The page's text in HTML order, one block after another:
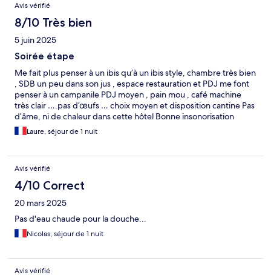
Avis vérifié
8/10 Très bien
5 juin 2025
Soirée étape
Me fait plus penser à un ibis qu’à un ibis style, chambre très bien
, SDB un peu dans son jus , espace restauration et PDJ me font
penser à un campanile PDJ moyen , pain mou , café machine
très clair ….pas d’œufs … choix moyen et disposition cantine Pas
d’âme, ni de chaleur dans cette hôtel Bonne insonorisation
néanmoins !! Et bonne literie
Laure, séjour de 1 nuit
Avis vérifié
4/10 Correct
20 mars 2025
Pas d'eau chaude pour la douche...
Nicolas, séjour de 1 nuit
Avis vérifié